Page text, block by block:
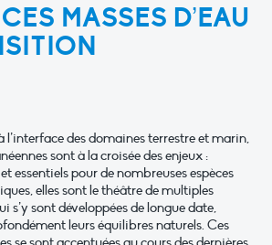
MASSES D’EAU
l’interface des domaines terrestre et marin,
sont à la croisée des enjeux :
essentiels pour de nombreuses espèces
elles sont le théâtre de multiples
sont développées de longue date,
leurs équilibres naturels. Ces